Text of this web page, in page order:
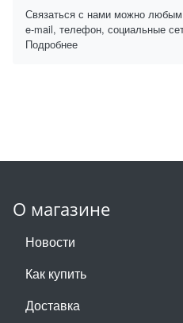
Связаться с нами можно
e-mail, телефон, социальные
Подробнее
О магазине
Новости
Как купить
Доставка